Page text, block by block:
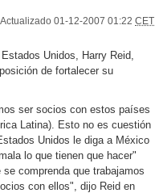
Actualizado 01-12-2007 01:22 CET
Unidos, Harry Reid,
de fortalecer su
ser socios con estos países
Latina). Esto no es cuestión
Unidos le diga a México
lo que tienen que hacer"
se comprenda que trabajamos
con ellos", dijo Reid en